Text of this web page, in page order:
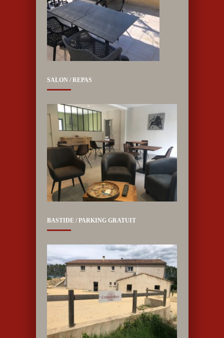
SALON / REPAS
BASTIDE / PARKING GRATUIT